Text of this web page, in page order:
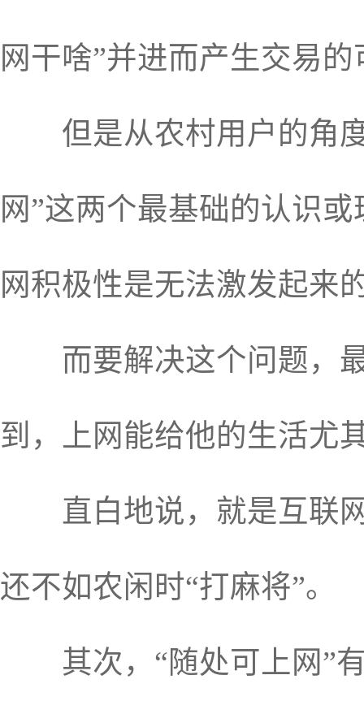
网干啥”并进而产生交易的
但是从农村用户的角度
网”这两个最基础的认识
网积极性是无法激发起来
而要解决这个问题，最
到，上网能给他的生活尤
直白地说，就是互联网
还不如农闲时“打麻将”。
其次，“随处可上网”有